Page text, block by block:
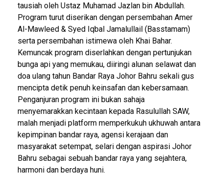
tausiah oleh Ustaz Muhamad Jazlan bin Abdullah.
Program turut diserikan dengan persembahan Amer
Al-Mawleed & Syed Iqbal Jamalullail (Basstamam)
serta persembahan istimewa oleh Khai Bahar.
Kemuncak program diserlahkan dengan pertunjukan
bunga api yang memukau, diiringi alunan selawat dan
doa ulang tahun Bandar Raya Johor Bahru sekali gus
mencipta detik penuh keinsafan dan kebersamaan.
Penganjuran program ini bukan sahaja
menyemarakkan kecintaan kepada Rasulullah SAW,
malah menjadi platform memperkukuh ukhuwah antara
kepimpinan bandar raya, agensi kerajaan dan
masyarakat setempat, selari dengan aspirasi Johor
Bahru sebagai sebuah bandar raya yang sejahtera,
harmoni dan berdaya huni.